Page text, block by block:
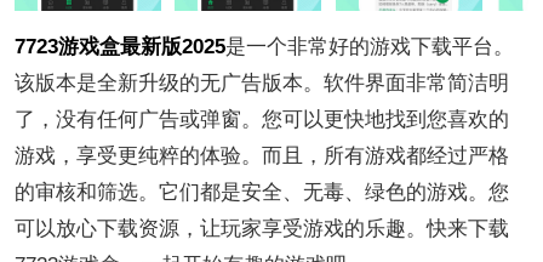
7723游戏盒最新版2025是一个非常好的游戏下载平台。
该版本是全新升级的无广告版本。软件界面非常简洁明
了，没有任何广告或弹窗。您可以更快地找到您喜欢的
游戏，享受更纯粹的体验。而且，所有游戏都经过严格
的审核和筛选。它们都是安全、无毒、绿色的游戏。您
可以放心下载资源，让玩家享受游戏的乐趣。快来下载